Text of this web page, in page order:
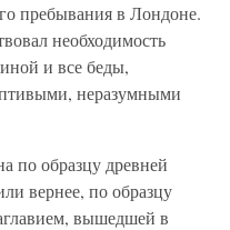
пребывания в Лондоне.
необходимость
и все беды,
неразумными
по образцу древней
вернее, по образцу
вышедшей в